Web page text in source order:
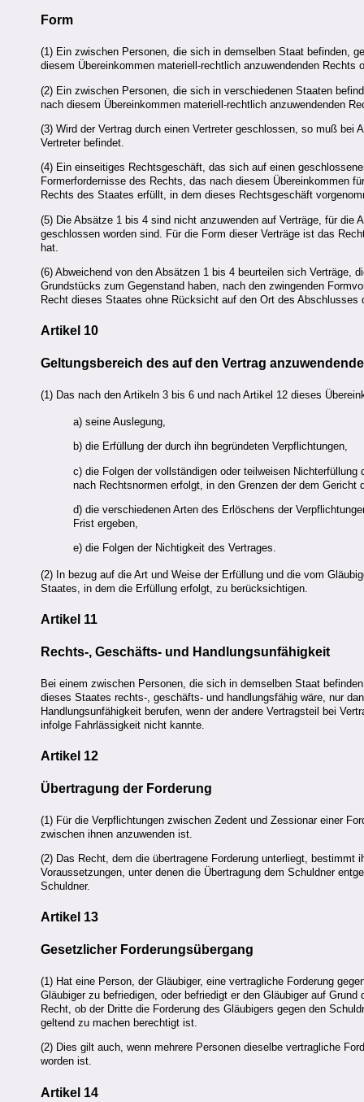
Form
(1) Ein zwischen Personen, die sich in demselben Staat befinden,
diesem Übereinkommen materiell-rechtlich anzuwendenden
(2) Ein zwischen Personen, die sich in verschiedenen Staaten
nach diesem Übereinkommen materiell-rechtlich anzuwendenden
(3) Wird der Vertrag durch einen Vertreter geschlossen, so muß
Vertreter befindet.
(4) Ein einseitiges Rechtsgeschäft, das sich auf einen
Formerfordernisse des Rechts, das nach diesem Übereinkommen
Rechts des Staates erfüllt, in dem dieses Rechtsgeschäft
(5) Die Absätze 1 bis 4 sind nicht anzuwenden auf Verträge, für
geschlossen worden sind. Für die Form dieser Verträge ist das
hat.
(6) Abweichend von den Absätzen 1 bis 4 beurteilen sich Verträge,
Grundstücks zum Gegenstand haben, nach den zwingenden
Recht dieses Staates ohne Rücksicht auf den Ort des
Artikel 10
Geltungsbereich des auf den Vertrag
(1) Das nach den Artikeln 3 bis 6 und nach Artikel 12 dieses
a) seine Auslegung,
b) die Erfüllung der durch ihn begründeten Verpflichtungen,
c) die Folgen der vollständigen oder teilweisen
nach Rechtsnormen erfolgt, in den Grenzen der dem
d) die verschiedenen Arten des Erlöschens der
Frist ergeben,
e) die Folgen der Nichtigkeit des Vertrages.
(2) In bezug auf die Art und Weise der Erfüllung und die vom
Staates, in dem die Erfüllung erfolgt, zu berücksichtigen.
Artikel 11
Rechts-, Geschäfts- und Handlungsunfähigkeit
Bei einem zwischen Personen, die sich in demselben Staat
dieses Staates rechts-, geschäfts- und handlungsfähig wäre, nur
Handlungsunfähigkeit berufen, wenn der andere Vertragsteil bei
infolge Fahrlässigkeit nicht kannte.
Artikel 12
Übertragung der Forderung
(1) Für die Verpflichtungen zwischen Zedent und Zessionar einer
zwischen ihnen anzuwenden ist.
(2) Das Recht, dem die übertragene Forderung unterliegt,
Voraussetzungen, unter denen die Übertragung dem Schuldner
Schuldner.
Artikel 13
Gesetzlicher Forderungsübergang
(1) Hat eine Person, der Gläubiger, eine vertragliche Forderung
Gläubiger zu befriedigen, oder befriedigt er den Gläubiger auf
Recht, ob der Dritte die Forderung des Gläubigers gegen den
geltend zu machen berechtigt ist.
(2) Dies gilt auch, wenn mehrere Personen dieselbe vertragliche
worden ist.
Artikel 14